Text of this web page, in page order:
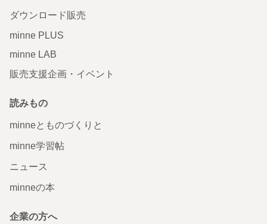
ダウンロード販売
minne PLUS
minne LAB
販売支援企画・イベント
読みもの
minneとものづくりと
minne学習帖
ニュース
minneの本
企業の方へ